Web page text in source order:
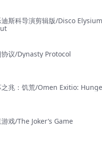
斯科导演剪辑版/Disco
协议/Dynasty Protocol
之兆：饥荒/Omen Exitio:
戏/The Joker’s Game